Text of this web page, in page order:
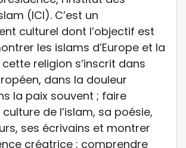
(ICI). C’est un
culturel dont l’objectif est
les islams d’Europe et la
religion s’inscrit dans
dans la douleur
la paix souvent ; faire
de l’islam, sa poésie,
ses écrivains et montrer
créatrice ; comprendre